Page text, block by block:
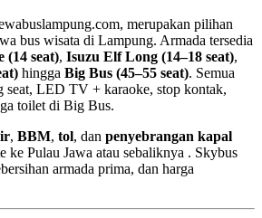
merupakan pilihan
bus wisata di Lampung. Armada tersedia
(14 seat), Isuzu Elf Long (14–18 seat),
hingga Big Bus (45–55 seat). Semua
LED TV + karaoke, stop kontak,
toilet di Big Bus.
, BBM, tol, dan penyebrangan kapal
ke Pulau Jawa atau sebaliknya . Skybus
armada prima, dan harga